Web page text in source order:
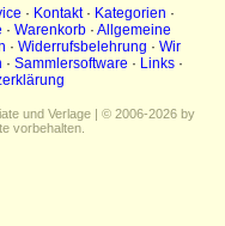
· Kontakt· Kategorien ·
· Warenkorb · Allgemeine
· Widerrufsbelehrung · Wir
· Sammlersoftware · Links ·
und Verlage | © 2006-2026 by
vorbehalten.